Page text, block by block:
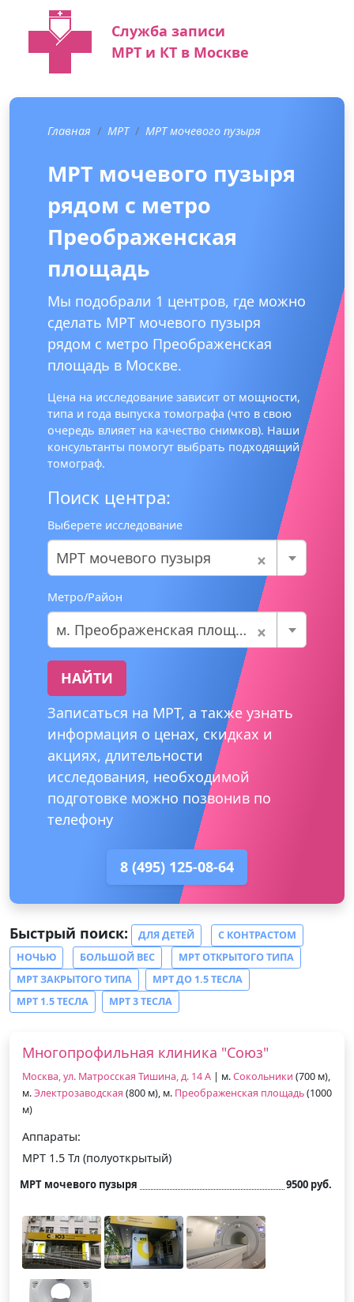
Служба записи
МРТ и КТ в Москве
Главная МРТ МРТ мочевого пузыря
МРТ мочевого пузыря
рядом с метро
Преображенская
площадь
Мы подобрали 1 центров, где можно
сделать МРТ мочевого пузыря
рядом с метро Преображенская
площадь в Москве.
Цена на исследование зависит от мощности,
типа и года выпуска томографа (что в свою
очередь влияет на качество снимков). Наши
консультанты помогут выбрать подходящий
томограф.
Поиск центра:
Выберете исследование
×
МРТ мочевого пузыря
Метро/Район
×
м. Преображенская площадь
НАЙТИ
Записаться на МРТ, а также узнать
информация о ценах, скидках и
акциях, длительности
исследования, необходимой
подготовке можно позвонив по
телефону
8 (495) 125-08-64
Быстрый поиск: ДЛЯ ДЕТЕЙ
С КОНТРАСТОМ
НОЧЬЮ
БОЛЬШОЙ ВЕС
МРТ ОТКРЫТОГО ТИПА
МРТ ЗАКРЫТОГО ТИПА
МРТ ДО 1.5 ТЕСЛА
МРТ 1.5 ТЕСЛА
МРТ 3 ТЕСЛА
Многопрофильная клиника "Союз"
Москва, ул. Матросская Тишина, д. 14 А | м.Сокольники (700 м),
м.Электрозаводская (800 м), м. Преображенская площадь(1000
м)
Аппараты:
МРТ 1.5 Тл (полуоткрытый)
МРТ мочевого пузыря 9500 руб.